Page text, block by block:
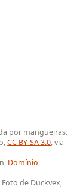
por mangueiras.
CC BY-SA 3.0, via
Domínio
de Duckvex,